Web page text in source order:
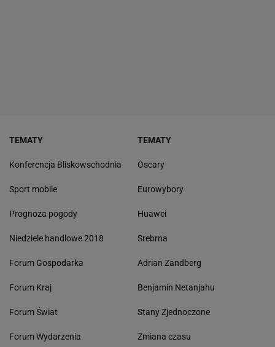
TEMATY
Konferencja Bliskowschodnia
Sport mobile
Prognoza pogody
Niedziele handlowe 2018
Forum Gospodarka
Forum Kraj
Forum Świat
Forum Wydarzenia
TEMATY
Oscary
Eurowybory
Huawei
Srebrna
Adrian Zandberg
Benjamin Netanjahu
Stany Zjednoczone
Zmiana czasu